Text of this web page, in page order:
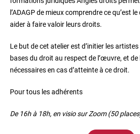
l’ADAGP de mieux comprendre ce qu’est
aider à faire valoir leurs droits.
Le but de cet atelier est d’initier les
bases du droit au respect de l’œuvre, et
nécessaires en cas d’atteinte à ce droit.
Pour tous les adhérents
De 16h à 18h, en visio sur Zoom (50